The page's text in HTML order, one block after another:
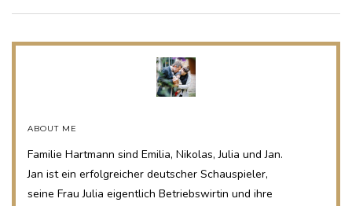
ABOUT ME
Familie Hartmann sind Emilia, Nikolas, Julia und Jan.
Jan ist ein erfolgreicher deutscher Schauspieler,
seine Frau Julia eigentlich Betriebswirtin und ihre